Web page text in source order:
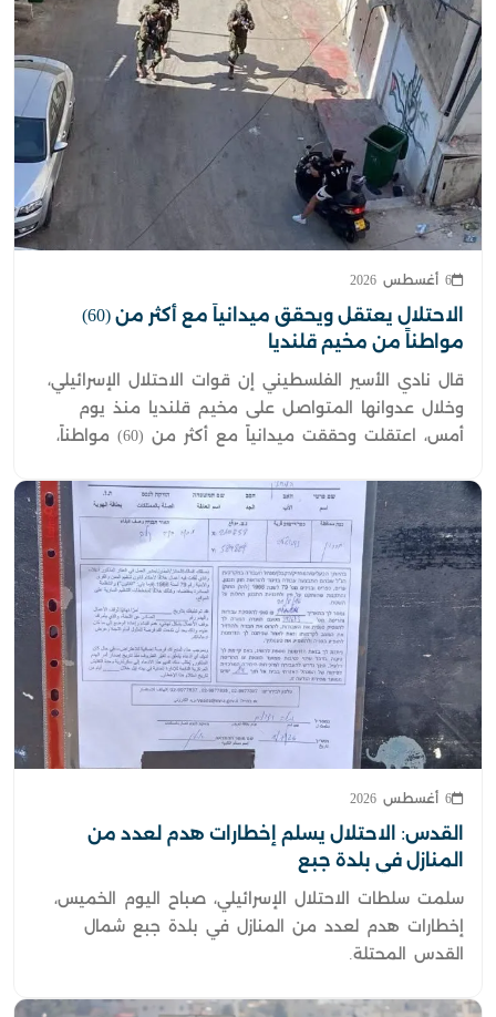
6 أغسطس 2026
الاحتلال يعتقل ويحقق ميدانياً مع أكثر من (60)
مواطناً من مخيم قلنديا
قال نادي الأسير الفلسطيني إن قوات الاحتلال الإسرائيلي،
وخلال عدوانها المتواصل على مخيم قلنديا منذ يوم
أمس، اعتقلت وحققت ميدانياً مع أكثر من (60) مواطناً،
6 أغسطس 2026
القدس: الاحتلال يسلم إخطارات هدم لعدد من
المنازل في بلدة جبع
سلمت سلطات الاحتلال الإسرائيلي، صباح اليوم الخميس،
إخطارات هدم لعدد من المنازل في بلدة جبع شمال
القدس المحتلة.